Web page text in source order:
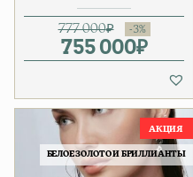
777 000₽
755 000₽
Текущая
БЕЛОЕ ЗОЛОТО И БРИЛЛИАНТЫ